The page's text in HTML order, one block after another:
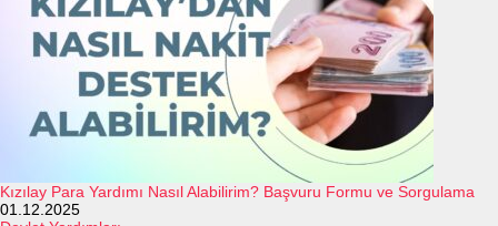
Kızılay Para Yardımı Nasıl Alabilirim? Başvuru Formu ve Sorgulama
01.12.2025